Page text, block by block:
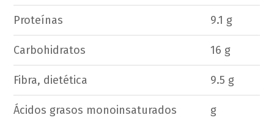
Proteínas 9.1 g
Carbohidratos 16 g
Fibra, dietética 9.5 g
Ácidos grasos monoinsaturados g